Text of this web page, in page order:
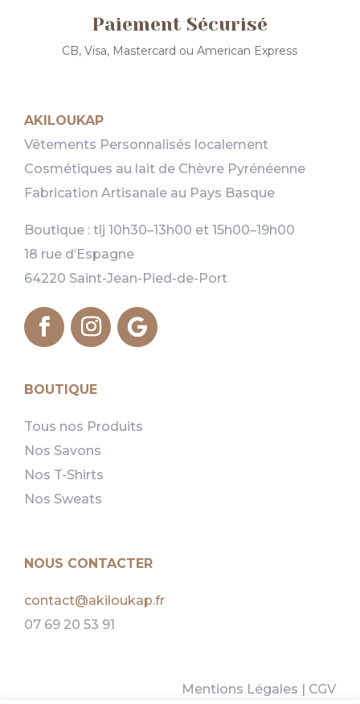
Paiement Sécurisé
CB, Visa, Mastercard ou American Express
AKILOUKAP
Vêtements Personnalisés localement
Cosmétiques au lait de Chèvre Pyrénéenne
Fabrication Artisanale au Pays Basque
Boutique : tlj 10h30–13h00 et 15h00–19h00
18 rue d’Espagne
64220 Saint-Jean-Pied-de-Port
BOUTIQUE
Tous nos Produits
Nos Savons
Nos T-Shirts
Nos Sweats
NOUS CONTACTER
contact@akiloukap.fr
07 69 20 53 91
Mentions Légales | CGV